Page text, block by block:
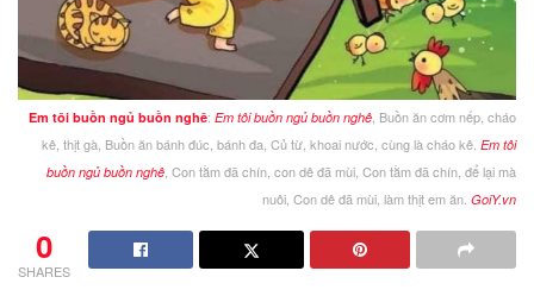
Em tôi buồn ngủ buồn nghê: Em tôi buồn ngủ buồn nghê , Buồn ăn cơm nếp, cháo
kê, thịt gà, Buồn ăn bánh đúc, bánh đa, Củ từ, khoai nước, cùng là cháo kê. Em tôi
buồn ngủ buồn nghê , Con tằm đã chín, con dê đã mùi, Con tằm đã chín, để lại mà
nuôi, Con dê đã mùi, làm thịt em ăn. GoiY.vn
0
SHARES